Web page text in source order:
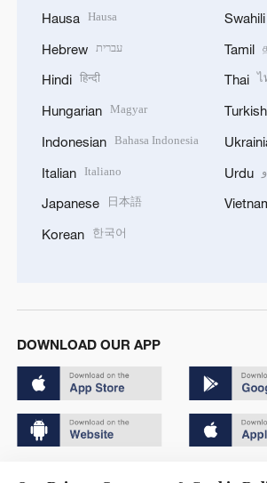
Hausa Hausa
Hebrew עברית
Hindi हिन्दी
Hungarian Magyar
Indonesian Bahasa Indonesia
Italian Italiano
Japanese 日本語
Korean 한국어
Swahili
Tamil
Thai
Turkish
Urdu
DOWNLOAD OUR APP